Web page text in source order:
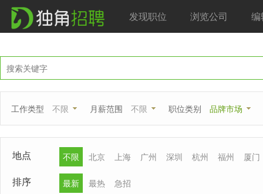
发现职位 浏览公司 编
工作类型 不限 月薪范围 不限 职位类别 品牌市场
地点 不限 北京 上海 广州 深圳 杭州 福州 厦门
排序 最新 最热 急招